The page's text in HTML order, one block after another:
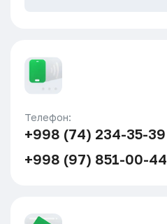
Телефон:
+998 (74) 234-35-39
+998 (97) 851-00-44